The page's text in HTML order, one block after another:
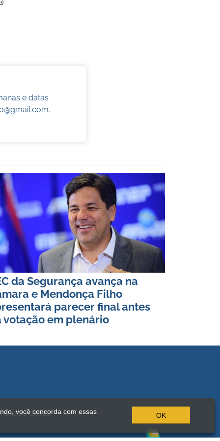
e datas
.
da Segurança avança na
e Mendonça Filho
parecer final antes
votação em plenário
desta
você concorda com essas OK